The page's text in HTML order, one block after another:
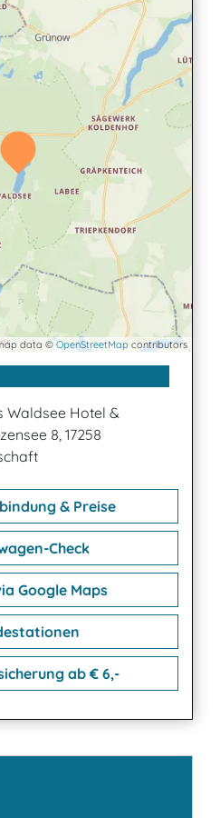
data © OpenStreetMap contributors
Waldsee Hotel &
8, 17258
& Preise
Check
Google Maps
ab € 6,-